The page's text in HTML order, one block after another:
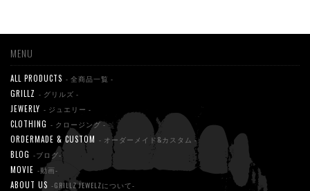
MENU
ALL PRODUCTS - 全商品一覧 -
GRILLZ - グリルズ -
JEWERLY - ジュエリー -
CLOTHING - クロージング -
ORDERMADE & CUSTOM - オーダーメイド&カスタム -
BLOG -ブログ-
MOVIE -動画-
ABOUT US -GRILLZ JEWELZについて-